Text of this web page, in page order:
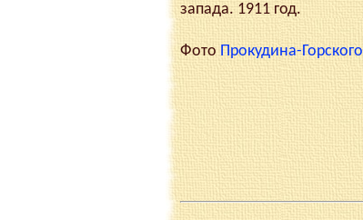
запада. 1911 год.
ФотоПрокудина-Горского